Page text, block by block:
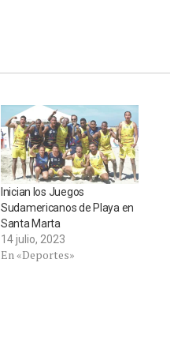
Inician los Juegos
Sudamericanos de Playa en
Santa Marta
14 julio, 2023
En «Deportes»